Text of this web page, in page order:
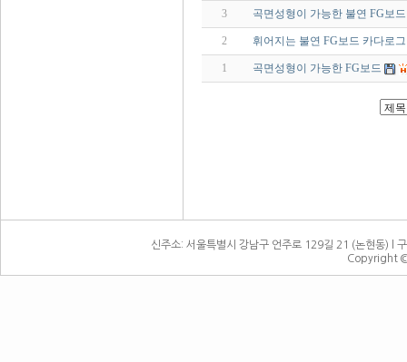
3 곡면성형이 가능한 불연 FG보
2 휘어지는 불연 FG보드 카다로그
1 곡면성형이 가능한 FG보드
신주소: 서울특별시 강남구 언주로 129길 21 (논현동)
Copyright